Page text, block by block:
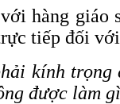
hàng giáo
tiếp đối
kính
được làm